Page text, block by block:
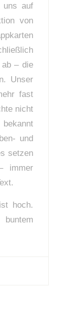
uns auf
von
– die
Unser
fast
nicht
und
setzen
immer
hoch.